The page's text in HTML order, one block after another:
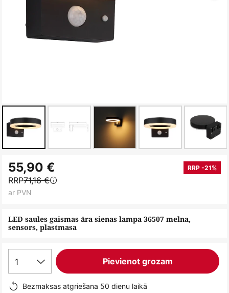
uz
galerijas
sākumu
LED saules gaismas āra sienas lampa 36507 melna,
sensors, plastmasa
55,90 € RRP -21%
RRP71,16 €
ar PVN
1 Pievienot grozam
Bezmaksas atgriešana 50 dienu laikā